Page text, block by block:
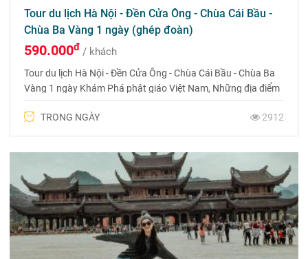
Tour du lịch Hà Nội - Đền Cửa Ông - Chùa Cái Bầu -
Chùa Ba Vàng 1 ngày (ghép đoàn)
590.000đ / khách
Tour du lịch Hà Nội - Đền Cửa Ông - Chùa Cái Bầu - Chùa Ba
Vàng 1 ngày Khám Phá phật giáo Việt Nam, Những địa điểm
VàngTRONG NGÀY 2912